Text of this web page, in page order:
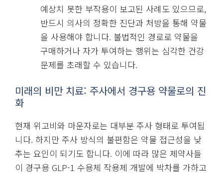
예상치 못한 부작용이 보고된 사례도 있으므로,
반드시 의사의 정확한 진단과 처방을 통해 약물
을 사용해야 합니다. 불법적인 경로로 약물을
구매하거나 자가 투여하는 행위는 심각한 건강
문제를 초래할 수 있습니다.
미래의 비만 치료: 주사에서 경구용 약물로의 진
화
현재 위고비와 마운자로는 대부분 주사 형태로 투여됩
니다. 하지만 주사 방식의 불편함은 약물 접근성을 낮
추는 요인이 되기도 합니다. 이에 따라 많은 제약사들
이 경구용 GLP-1 수용체 작용제 개발에 박차를 가하고